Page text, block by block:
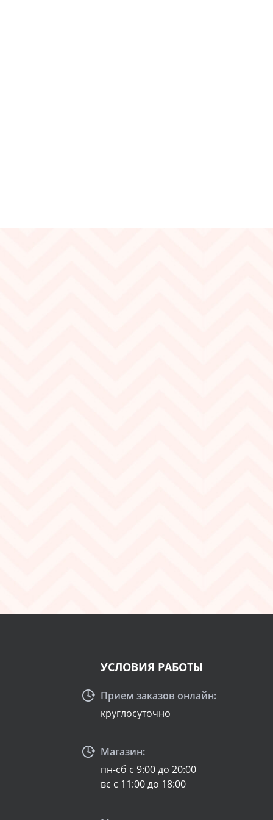
УСЛОВИЯ РАБОТЫ
Прием заказов онлайн:
круглосуточно
Магазин:
пн-сб с 9:00 до 20:00
вс с 11:00 до 18:00